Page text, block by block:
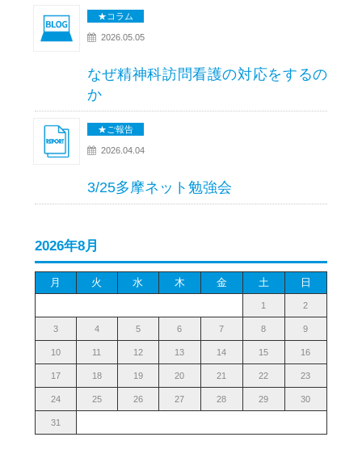
★コラム
2026.05.05
なぜ精神科訪問看護の対応をするの
か
★ご報告
2026.04.04
3/25多摩ネット勉強会
2026年8月
月 火 水 木 金 土 日
1 2
3 4 5 6 7 8 9
10 11 12 13 14 15 16
17 18 19 20 21 22 23
24 25 26 27 28 29 30
31